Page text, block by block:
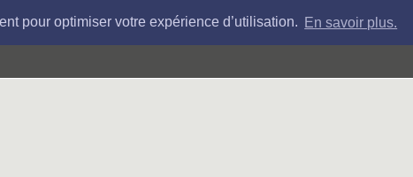
pour optimiser votre expérience d’utilisation. En savoir plus.